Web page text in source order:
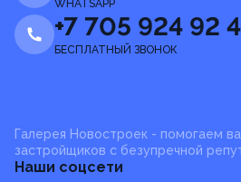
WHATSAPP
+7 705 924 92
БЕСПЛАТНЫЙ ЗВОНОК
Галерея Новостроек - помогаем
застройщиков с безупречной
Наши соцсети